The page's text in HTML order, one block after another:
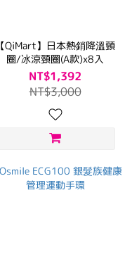
【QiMart】日本熱銷降溫頸
圈/冰涼頸圈(A款)x8入
NT$1,392
NT$3,000